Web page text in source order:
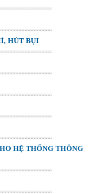
HÚT BỤI
HỆ THỐNG THÔNG